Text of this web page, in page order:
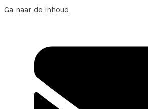
Ga naar de inhoud